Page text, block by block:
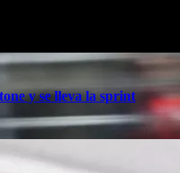
y se lleva la sprint